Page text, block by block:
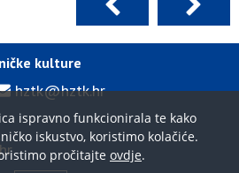
kulture
hztk@hztk.hr
ispravno funkcionirala te kako
iskustvo, koristimo kolačiće.
pročitajte ovdje.